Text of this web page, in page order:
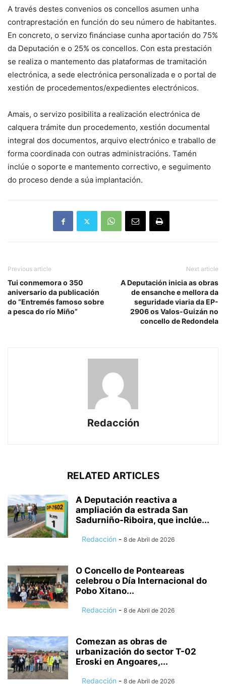
A través destes convenios os concellos asumen unha
contraprestación en función do seu número de habitantes.
En concreto, o servizo finánciase cunha aportación do 75%
da Deputación e o 25% os concellos. Con esta prestación
se realiza o mantemento das plataformas de tramitación
electrónica, a sede electrónica personalizada e o portal de
xestión de procedementos/expedientes electrónicos.
Amais, o servizo posibilita a realización electrónica de
calquera trámite dun procedemento, xestión documental
integral dos documentos, arquivo electrónico e traballo de
forma coordinada con outras administracións. Tamén
inclúe o soporte e mantemento correctivo, e seguimento
do proceso dende a súa implantación.
Previous article
Tui conmemora o 350
aniversario da publicación
do “Entremés famoso sobre
a pesca do río Miño”
Next article
A Deputación inicia as obras
de ensanche e mellora da
seguridade viaria da EP-
2906 os Valos-Guizán no
concello de Redondela
Redacción
RELATED ARTICLES
A Deputación reactiva a
ampliación da estrada San
Sadurniño-Riboira, que inclúe...
Redacción - 8 de Abril de 2026
O Concello de Ponteareas
celebrou o Día Internacional do
Pobo Xitano...
Redacción - 8 de Abril de 2026
Comezan as obras de
urbanización do sector T-02
Eroski en Angoares,...
Redacción - 8 de Abril de 2026